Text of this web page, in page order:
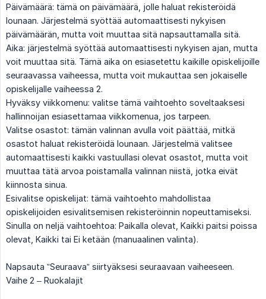
Päivämäärä: tämä on päivämäärä, jolle haluat rekisteröidä
lounaan. Järjestelmä syöttää automaattisesti nykyisen
päivämäärän, mutta voit muuttaa sitä napsauttamalla sitä.
Aika: järjestelmä syöttää automaattisesti nykyisen ajan, mutta
voit muuttaa sitä. Tämä aika on esiasetettu kaikille opiskelijoille
seuraavassa vaiheessa, mutta voit mukauttaa sen jokaiselle
opiskelijalle vaiheessa 2.
Hyväksy viikkomenu: valitse tämä vaihtoehto soveltaaksesi
hallinnoijan esiasettamaa viikkomenua, jos tarpeen.
Valitse osastot: tämän valinnan avulla voit päättää, mitkä
osastot haluat rekisteröidä lounaan. Järjestelmä valitsee
automaattisesti kaikki vastuullasi olevat osastot, mutta voit
muuttaa tätä arvoa poistamalla valinnan niistä, jotka eivät
kiinnosta sinua.
Esivalitse opiskelijat: tämä vaihtoehto mahdollistaa
opiskelijoiden esivalitsemisen rekisteröinnin nopeuttamiseksi.
Sinulla on neljä vaihtoehtoa: Paikalla olevat, Kaikki paitsi poissa
olevat, Kaikki tai Ei ketään (manuaalinen valinta).
Napsauta ”Seuraava” siirtyäksesi seuraavaan vaiheeseen.
Vaihe 2 – Ruokalajit